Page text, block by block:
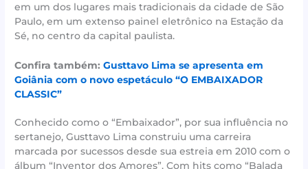
em um dos lugares mais tradicionais da cidade de São
Paulo, em um extenso painel eletrônico na Estação da
Sé, no centro da capital paulista.
Confira também:Gusttavo Lima se apresenta em
Goiânia com o novo espetáculo “O EMBAIXADOR
CLASSIC”
Conhecido como o “Embaixador”, por sua influência no
sertanejo, Gusttavo Lima construiu uma carreira
marcada por sucessos desde sua estreia em 2010 com o
álbum “Inventor dos Amores”. Com hits como “Balada